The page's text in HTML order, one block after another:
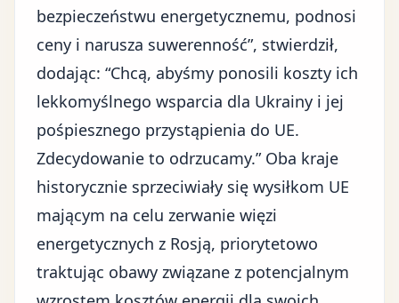
bezpieczeństwu energetycznemu, podnosi
ceny i narusza suwerenność”, stwierdził,
dodając: “Chcą, abyśmy ponosili koszty ich
lekkomyślnego wsparcia dla Ukrainy i jej
pośpiesznego przystąpienia do UE.
Zdecydowanie to odrzucamy.” Oba kraje
historycznie sprzeciwiały się wysiłkom UE
mającym na celu zerwanie więzi
energetycznych z Rosją, priorytetowo
traktując obawy związane z potencjalnym